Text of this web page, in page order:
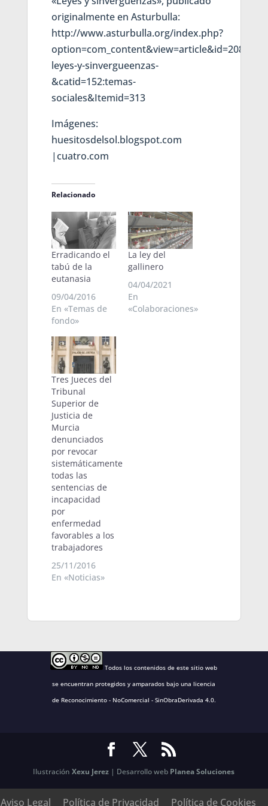
originalmente en Asturbulla:
http://www.asturbulla.org/index.php?
leyes-y-sinvergueenzas-
&catid=152:temas-
sociales&Itemid=313
Imágenes:
huesitosdelsol.blogspot.com
|cuatro.com
Relacionado
Erradicando el
tabú de la
eutanasia
09/04/2016
En «Temas de
fondo»
La ley del
gallinero
04/04/2021
En
«Colaboraciones»
Tres Jueces del
Tribunal
Superior de
Justicia de
Murcia
denunciados
por revocar
sistemáticamente
todas las
sentencias de
incapacidad
por
enfermedad
favorables a los
trabajadores
25/11/2016
En «Noticias»
Todos los contenidos de este sitio web
se encuentran protegidos y amparados bajo unalicencia
de Reconocimiento - NoComercial - SinObraDerivada 4.0.
IlustraciónXexu Jerez | Desarrollo web Planea Soluciones
Aviso Legal Política de Privacidad Política de Cookies